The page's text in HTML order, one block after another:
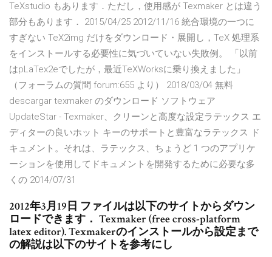
TeXstudio もあります．ただし，使用感が Texmaker とは違う
部分もあります． 2015/04/25 2012/11/16 統合環境の一つに
すぎない TeX2img だけをダウンロード・展開し，TeX 処理系
をインストールする必要性に気づいていない失敗例。 「以前
はpLaTex2eでしたが，最近TeXWorksに乗り換えました」
（フォーラムの質問 forum:655 より） 2018/03/04 無料
descargar texmaker のダウンロード ソフトウェア
UpdateStar - Texmaker、クリーンと高度な設定ラテックス エ
ディターの良いホット キーのサポートと豊富なラテックス ド
キュメント。それは、ラテックス、ちょうど 1 つのアプリケ
ーションを使用してドキュメントを開発するために必要な多
くの 2014/07/31
2012年3月19日 ファイルは以下のサイトからダウン
ロードできます． Texmaker (free cross-platform
latex editor). Texmakerのインストールから設定まで
の解説は以下のサイトを参考にし